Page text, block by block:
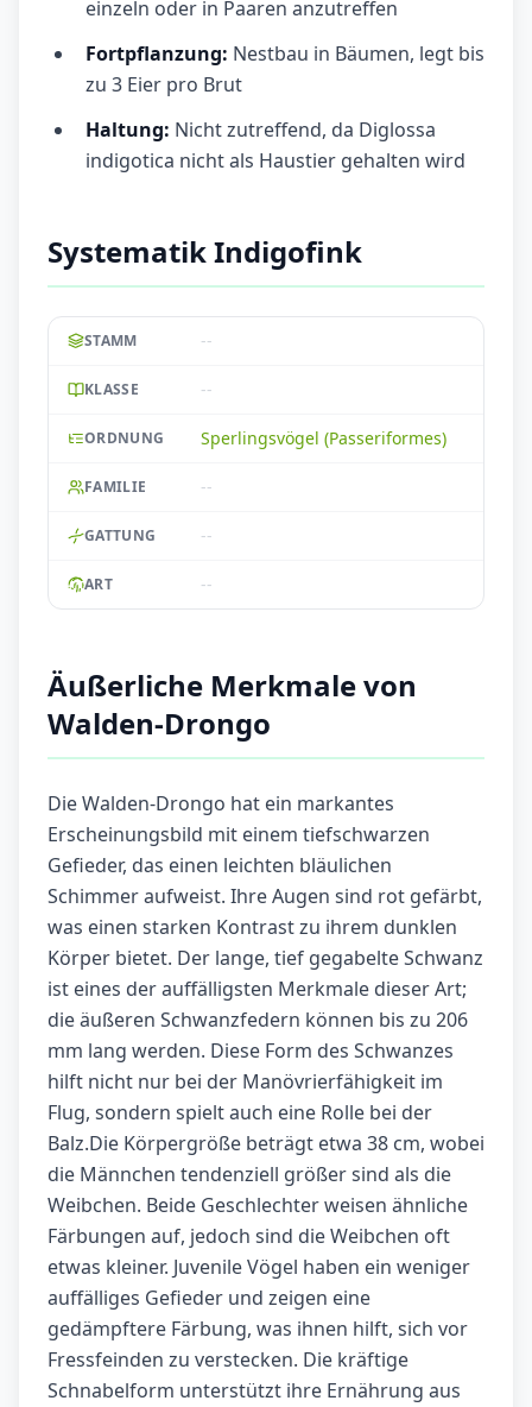
einzeln oder in Paaren anzutreffen
Fortpflanzung: Nestbau in Bäumen, legt bis
zu 3 Eier pro Brut
Haltung: Nicht zutreffend, da Diglossa
indigotica nicht als Haustier gehalten wird
Systematik Indigofink
STAMM --
KLASSE --
ORDNUNG Sperlingsvögel (Passeriformes)
FAMILIE --
GATTUNG --
ART --
Äußerliche Merkmale von
Walden-Drongo
Die Walden-Drongo hat ein markantes
Erscheinungsbild mit einem tiefschwarzen
Gefieder, das einen leichten bläulichen
Schimmer aufweist. Ihre Augen sind rot gefärbt,
was einen starken Kontrast zu ihrem dunklen
Körper bietet. Der lange, tief gegabelte Schwanz
ist eines der auffälligsten Merkmale dieser Art;
die äußeren Schwanzfedern können bis zu 206
mm lang werden. Diese Form des Schwanzes
hilft nicht nur bei der Manövrierfähigkeit im
Flug, sondern spielt auch eine Rolle bei der
Balz.Die Körpergröße beträgt etwa 38 cm, wobei
die Männchen tendenziell größer sind als die
Weibchen. Beide Geschlechter weisen ähnliche
Färbungen auf, jedoch sind die Weibchen oft
etwas kleiner. Juvenile Vögel haben ein weniger
auffälliges Gefieder und zeigen eine
gedämpftere Färbung, was ihnen hilft, sich vor
Fressfeinden zu verstecken. Die kräftige
Schnabelform unterstützt ihre Ernährung aus